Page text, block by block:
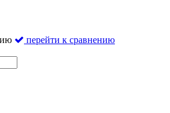
перейти к сравнению